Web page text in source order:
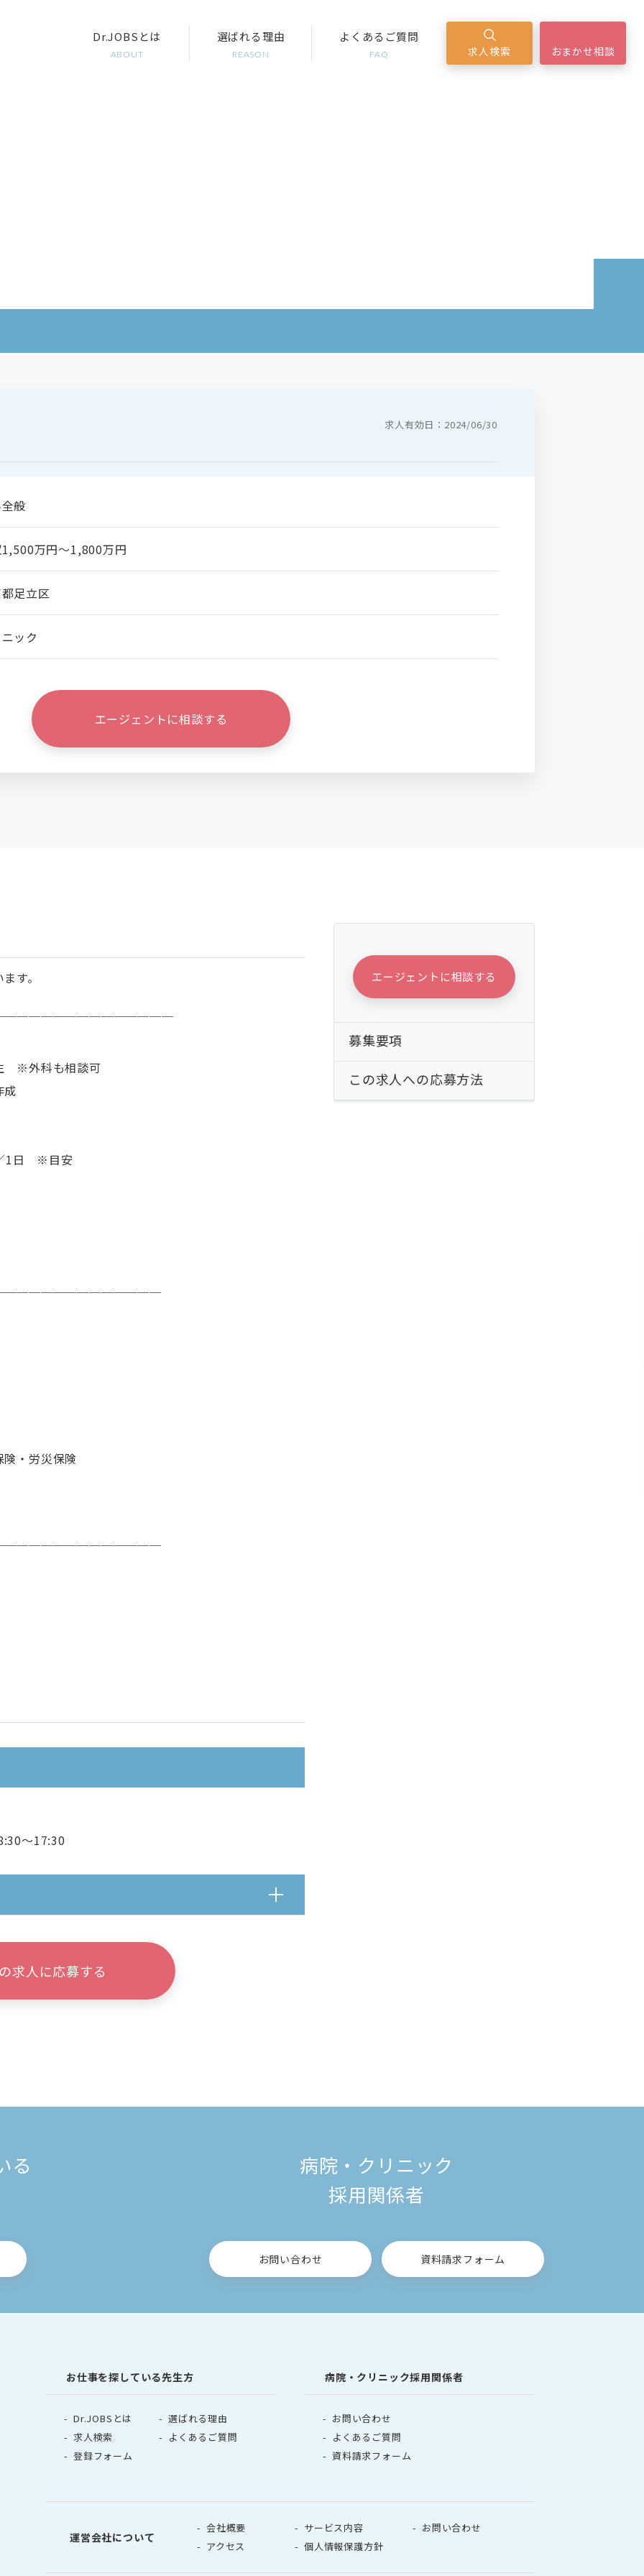
Dr.JOBSとは
ABOUT
選ばれる理由
REASON
よくあるご質問
FAQ 求人検索 おまかせ相談
求人有効日：2024/06/30
般
万円～1,800万円
足立区
ック
エージェントに相談する
す。
￣￣￣￣￣￣￣￣￣￣￣￣￣
※外科も相談可
成
1日 ※目安
￣￣￣￣￣￣￣￣￣￣￣￣
・労災保険
￣￣￣￣￣￣￣￣￣￣￣￣
～17:30
求人に応募する
エージェントに相談する
募集要項
この求人への応募方法
る
病院・クリニック
採用関係者
お問い合わせ 資料請求フォーム
お仕事を探している先生方
Dr.JOBSとは
選ばれる理由
求人検索
よくあるご質問
登録フォーム
病院・クリニック採用関係者
お問い合わせ
よくあるご質問
資料請求フォーム
運営会社について
会社概要 サービス内容
お問い合わせ
アクセス
個人情報保護方針